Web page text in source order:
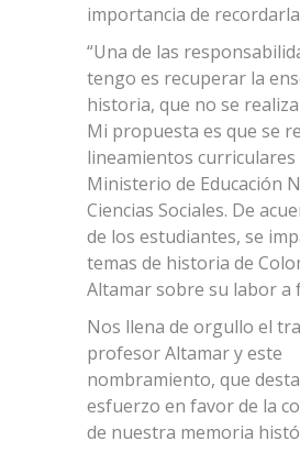
importancia de
“Una de las
tengo es recuperar la
historia, que no se realiza
Mi propuesta es que se
lineamientos curriculares
Ministerio de Educación
Ciencias Sociales. De
de los estudiantes, se
temas de historia de
Altamar sobre su labor a
Nos llena de orgullo el
profesor Altamar y este
nombramiento, que
esfuerzo en favor de la
de nuestra memoria